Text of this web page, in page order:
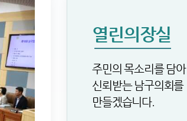
열린의장실
주민의 목소리를 담아
신뢰받는 남구의회를
만들겠습니다.